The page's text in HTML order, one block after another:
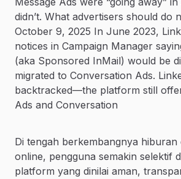
didn’t. What advertisers should do
October 9, 2025 In June 2023,
notices in Campaign Manager
(aka Sponsored InMail) would be
migrated to Conversation Ads.
backtracked—the platform still
Ads and Conversation
Di tengah berkembangnya hiburan
online, pengguna semakin selektif
platform yang dinilai aman,